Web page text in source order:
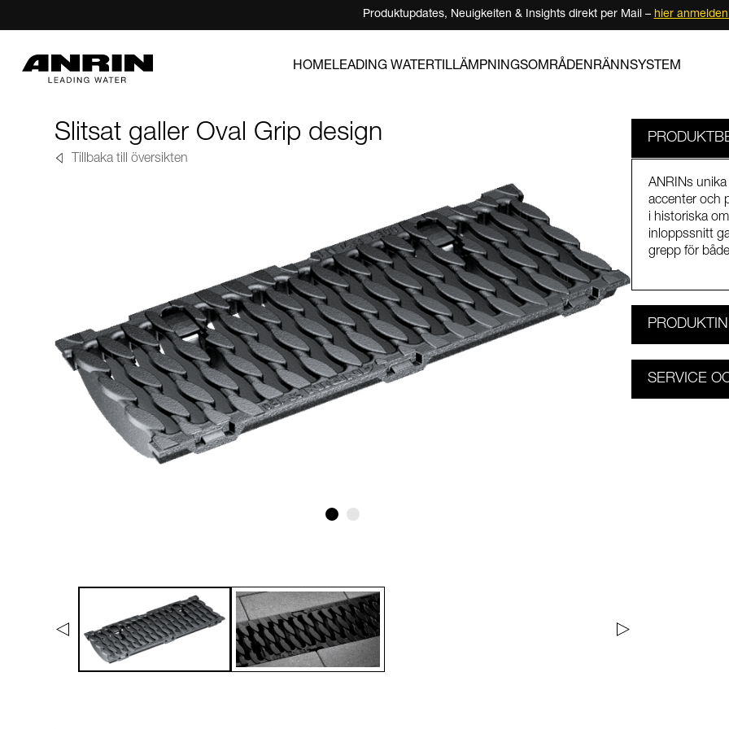
Produktupdates, Neuigkeiten & Insights direkt per Mail – hier
HOMELEADING WATERTILLÄMPNINGSOMRÅDENRÄNNSYSTEM
Slitsat galler Oval Grip design
Tillbaka till översikten
ANRINs
accenter och
i historiska
inloppssnitt
grepp för
SERVICE